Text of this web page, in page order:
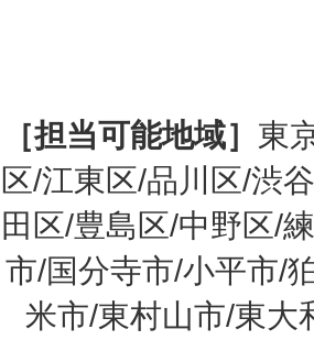
［担当可能地域］ 東
区/江東区/品川区/渋
田区/豊島区/中野区/
市/国分寺市/小平市/
米市/東村山市/東大